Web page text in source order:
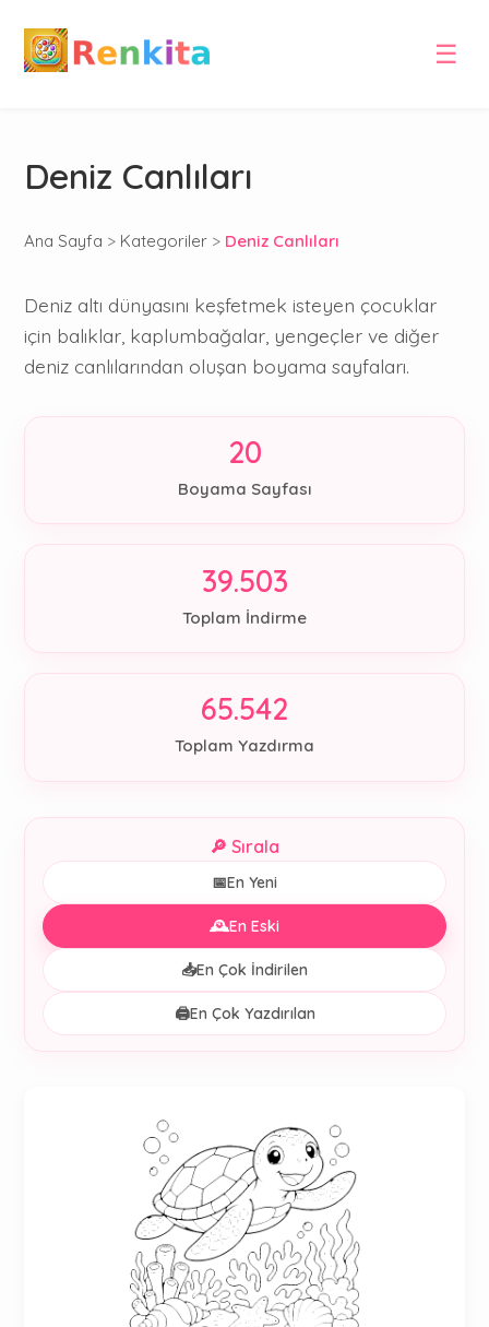
☰
Deniz Canlıları
Ana Sayfa > Kategoriler > Deniz Canlıları
Deniz altı dünyasını keşfetmek isteyen çocuklar
için balıklar, kaplumbağalar, yengeçler ve diğer
deniz canlılarından oluşan boyama sayfaları.
20
Boyama Sayfası
39.503
Toplam İndirme
65.542
Toplam Yazdırma
🔎 Sırala
📅En Yeni
🕰️En Eski
📥En Çok İndirilen
🖨️En Çok Yazdırılan